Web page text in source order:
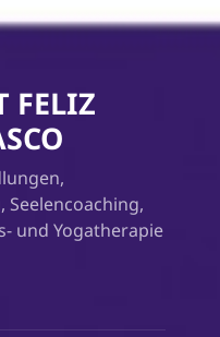
FELIZ
Seelencoaching,
und Yogatherapie